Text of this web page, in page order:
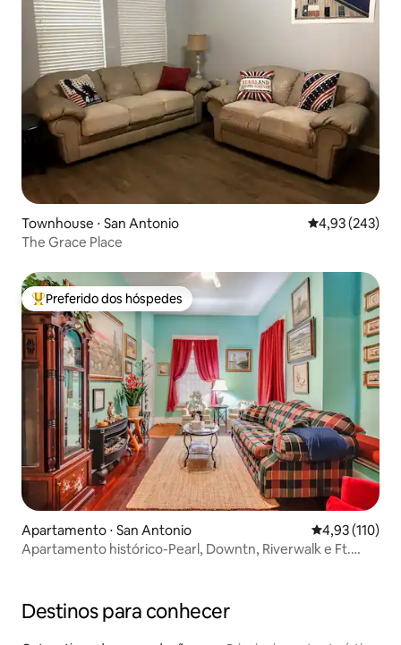
Townhouse ⋅ San Antonio 4,93 de uma
4,93 (243)
The Grace Place
Entre os melhores preferidos dos hóspedes
Preferido dos hóspedes
Apartamento ⋅ San Antonio 4,93 de uma
4,93 (110)
Apartamento histórico-Pearl, Downtn, Riverwalk e Ft.
Destinos para conhecer